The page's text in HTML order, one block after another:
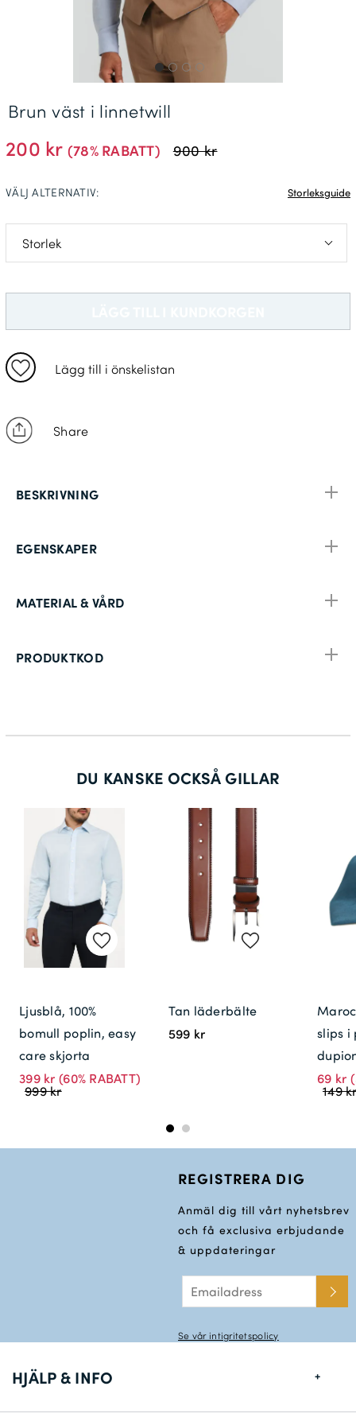
Leveransinformation *
200 kr (78% RABATT) 900 kr
Lägg till i önskelistan
Share
Brun väst i linnetwill
VÄLJ ALTERNATIV: Storleksguide
EGENSKAPER
BESKRIVNING
MATERIAL & VÅRD
PRODUKTKOD
DU KANSKE OCKSÅ GILLAR
Ljusblå, 100%
bomull poplin, easy
care skjorta
399 kr (60% RABATT)
999 kr
Tan läderbälte
599 kr
slips i
69 kr
149
REGISTRERA DIG
Anmäl dig till vårt nyhetsbrev
och få exclusiva erbjudande
& uppdateringar
Se vår intigritetspolicy
HJÄLP & INFO